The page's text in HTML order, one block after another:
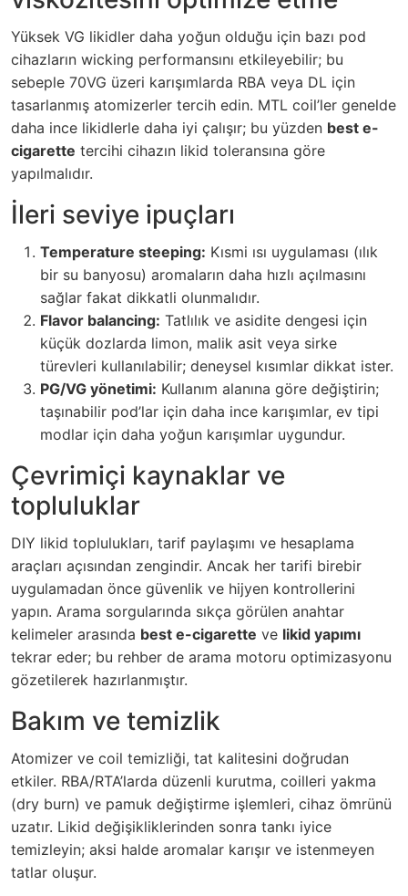
Yüksek VG likidler daha yoğun olduğu için bazı pod
cihazların wicking performansını etkileyebilir; bu
sebeple 70VG üzeri karışımlarda RBA veya DL için
tasarlanmış atomizerler tercih edin. MTL coil’ler genelde
daha ince likidlerle daha iyi çalışır; bu yüzden best e-
cigarette tercihi cihazın likid toleransına göre
yapılmalıdır.
İleri seviye ipuçları
Temperature steeping: Kısmi ısı uygulaması (ılık
bir su banyosu) aromaların daha hızlı açılmasını
sağlar fakat dikkatli olunmalıdır.
Flavor balancing: Tatlılık ve asidite dengesi için
küçük dozlarda limon, malik asit veya sirke
türevleri kullanılabilir; deneysel kısımlar dikkat ister.
PG/VG yönetimi: Kullanım alanına göre değiştirin;
taşınabilir pod’lar için daha ince karışımlar, ev tipi
modlar için daha yoğun karışımlar uygundur.
Çevrimiçi kaynaklar ve
topluluklar
DIY likid toplulukları, tarif paylaşımı ve hesaplama
araçları açısından zengindir. Ancak her tarifi birebir
uygulamadan önce güvenlik ve hijyen kontrollerini
yapın. Arama sorgularında sıkça görülen anahtar
kelimeler arasında best e-cigarette ve likid yapımı
tekrar eder; bu rehber de arama motoru optimizasyonu
gözetilerek hazırlanmıştır.
Bakım ve temizlik
Atomizer ve coil temizliği, tat kalitesini doğrudan
etkiler. RBA/RTA’larda düzenli kurutma, coilleri yakma
(dry burn) ve pamuk değiştirme işlemleri, cihaz ömrünü
uzatır. Likid değişikliklerinden sonra tankı iyice
temizleyin; aksi halde aromalar karışır ve istenmeyen
tatlar oluşur.